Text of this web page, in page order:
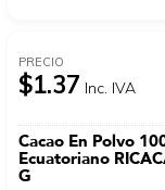
PRECIO
$1.37 Inc. IVA
Cacao En Polvo
Ecuatoriano
G